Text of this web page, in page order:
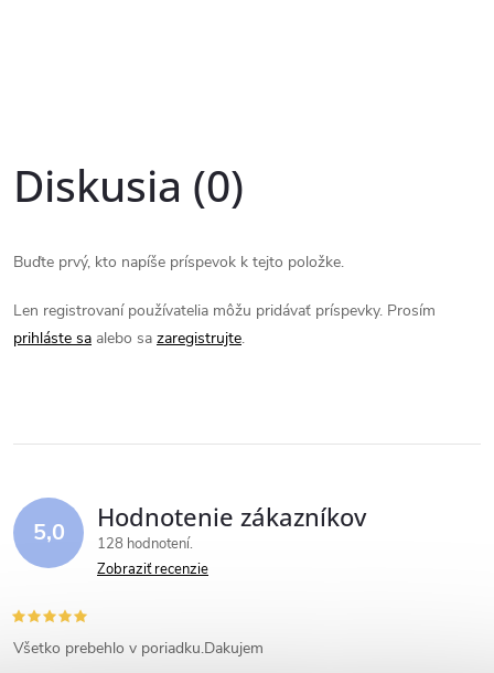
Diskusia (0)
Buďte prvý, kto napíše príspevok k tejto položke.
Len registrovaní používatelia môžu pridávať príspevky. Prosím
prihláste sa alebo sa zaregistrujte.
5,0 Hodnotenie zákazníkov
128 hodnotení
Zobraziť recenzie
Všetko prebehlo v poriadku.Dakujem